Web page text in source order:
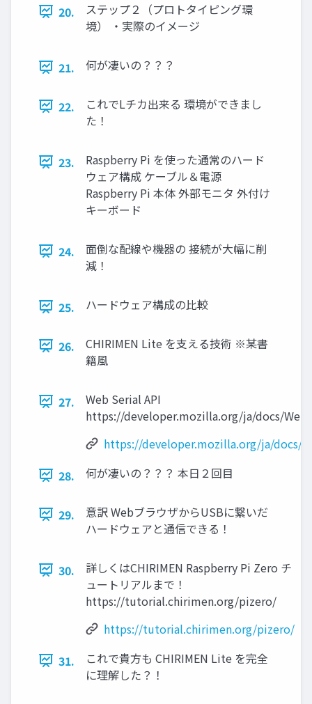
20.
ステップ２（プロトタイピング環
境） ・実際のイメージ
21. 何が凄いの？？？
22.
これでLチカ出来る 環境ができまし
た！
23.
Raspberry Pi を使った通常のハード
ウェア構成 ケーブル＆電源
Raspberry Pi 本体 外部モニタ 外付け
キーボード
24.
面倒な配線や機器の 接続が大幅に削
減！
25. ハードウェア構成の比較
26.
CHIRIMEN Lite を支える技術 ※某書
籍風
27.
Web Serial API
https://developer.mozilla.org/ja/docs/Web/
https://developer.mozilla.org/ja/docs/
28.
何が凄いの？？？ 本日２回目
29.
意訳 WebブラウザからUSBに繋いだ
ハードウェアと通信できる！
30.
詳しくはCHIRIMEN Raspberry Pi Zero チ
ュートリアルまで！
https://tutorial.chirimen.org/pizero/
https://tutorial.chirimen.org/pizero/
31.
これで貴方も CHIRIMEN Lite を完全
に理解した？！